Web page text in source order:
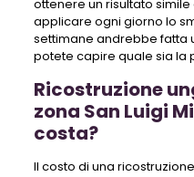
ottenere un risultato simile
applicare ogni giorno lo
settimane andrebbe fatta
potete capire quale sia la
Ricostruzione
zona San Luigi
costa?
Il costo di una